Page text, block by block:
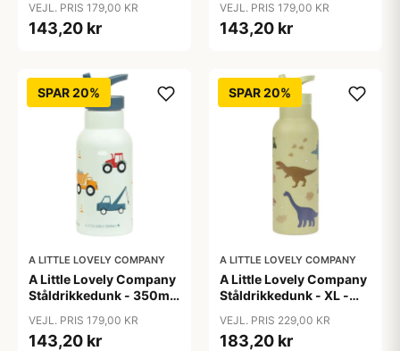
VEJL. PRIS 179,00 KR
143,20 kr
VEJL. PRIS 179,00 KR
143,20 kr
SPAR 20%
A LITTLE LOVELY COMPANY
A Little Lovely Company
Ståldrikkedunk - 350ml
VEJL. PRIS 179,00 KR
143,20 kr
SPAR 20%
A LITTLE LOVELY COMPANY
A Little Lovely Company
Ståldrikkedunk - XL -
VEJL. PRIS 229,00 KR
183,20 kr